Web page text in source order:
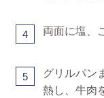
4 両面に塩、
5
グリルパン
熱し、牛肉